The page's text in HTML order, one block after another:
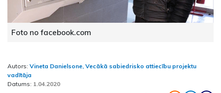
Foto no facebook.com
Autors: Vineta Danielsone, Vecākā sabiedrisko attiecību projektu
vadītāja
Datums: 1.04.2020